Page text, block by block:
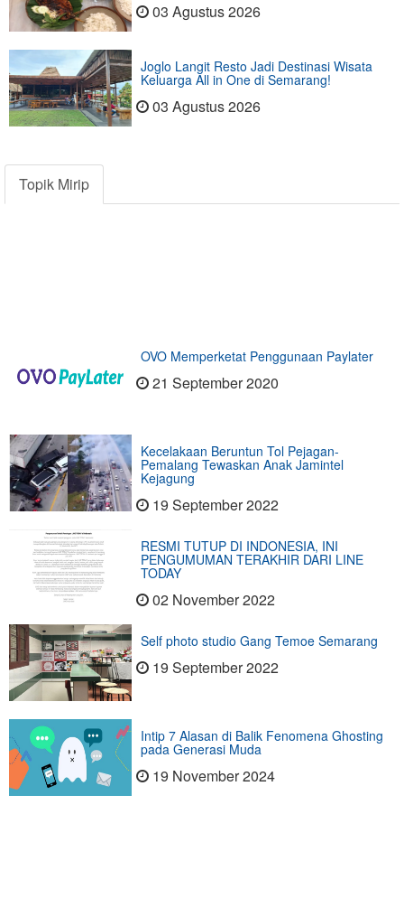
03 Agustus 2026
Joglo Langit Resto Jadi Destinasi Wisata
Keluarga All in One di Semarang!
03 Agustus 2026
Topik Mirip
OVO Memperketat Penggunaan Paylater
21 September 2020
Kecelakaan Beruntun Tol Pejagan-
Pemalang Tewaskan Anak Jamintel
Kejagung
19 September 2022
RESMI TUTUP DI INDONESIA, INI
PENGUMUMAN TERAKHIR DARI LINE
TODAY
02 November 2022
Self photo studio Gang Temoe Semarang
19 September 2022
Intip 7 Alasan di Balik Fenomena Ghosting
pada Generasi Muda
19 November 2024